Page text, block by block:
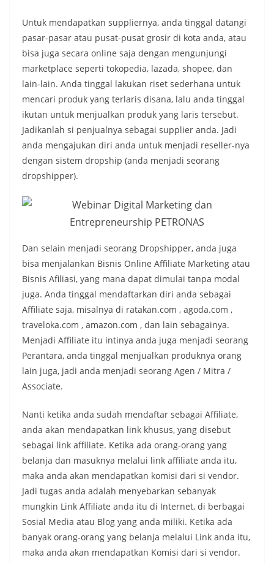
Untuk mendapatkan suppliernya, anda tinggal datangi
pasar-pasar atau pusat-pusat grosir di kota anda, atau
bisa juga secara online saja dengan mengunjungi
marketplace seperti tokopedia, lazada, shopee, dan
lain-lain. Anda tinggal lakukan riset sederhana untuk
mencari produk yang terlaris disana, lalu anda tinggal
ikutan untuk menjualkan produk yang laris tersebut.
Jadikanlah si penjualnya sebagai supplier anda. Jadi
anda mengajukan diri anda untuk menjadi reseller-nya
dengan sistem dropship (anda menjadi seorang
dropshipper).
Dan selain menjadi seorang Dropshipper, anda juga
bisa menjalankan Bisnis Online Affiliate Marketing atau
Bisnis Afiliasi, yang mana dapat dimulai tanpa modal
juga. Anda tinggal mendaftarkan diri anda sebagai
Affiliate saja, misalnya di ratakan.com , agoda.com ,
traveloka.com , amazon.com , dan lain sebagainya.
Menjadi Affiliate itu intinya anda juga menjadi seorang
Perantara, anda tinggal menjualkan produknya orang
lain juga, jadi anda menjadi seorang Agen / Mitra /
Associate.
Nanti ketika anda sudah mendaftar sebagai Affiliate,
anda akan mendapatkan link khusus, yang disebut
sebagai link affiliate. Ketika ada orang-orang yang
belanja dan masuknya melalui link affiliate anda itu,
maka anda akan mendapatkan komisi dari si vendor.
Jadi tugas anda adalah menyebarkan sebanyak
mungkin Link Affiliate anda itu di Internet, di berbagai
Sosial Media atau Blog yang anda miliki. Ketika ada
banyak orang-orang yang belanja melalui Link anda itu,
maka anda akan mendapatkan Komisi dari si vendor.